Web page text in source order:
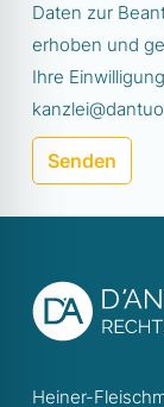
Daten zur
erhoben und
Ihre
Senden
Heiner-